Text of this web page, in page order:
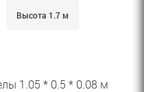
Высота 1.7 м
1.05 * 0.5 * 0.08 м